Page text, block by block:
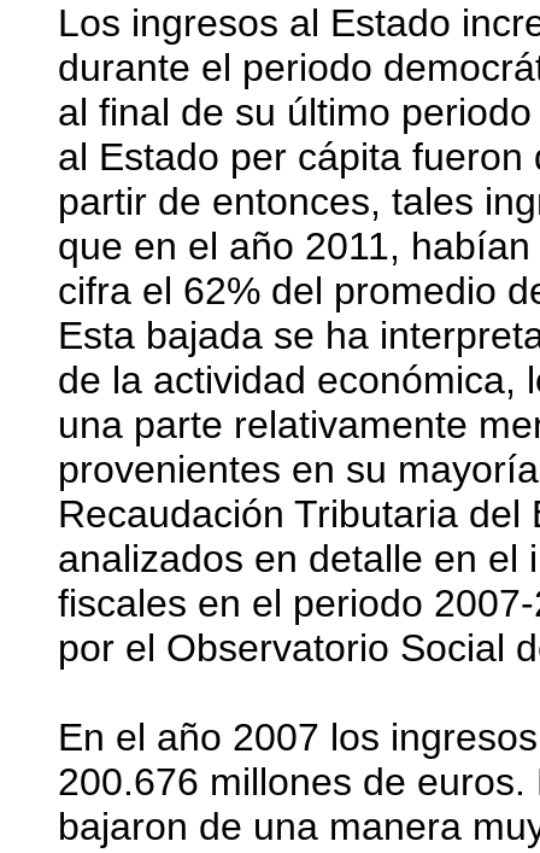
Los ingresos al Estado
durante el periodo
al final de su último
al Estado per cápita
partir de entonces, tales
que en el año 2011,
cifra el 62% del promedio
Esta bajada se ha
de la actividad económica,
una parte relativamente
provenientes en su
Recaudación Tributaria
analizados en detalle en el
fiscales en el periodo
por el Observatorio Social
En el año 2007 los
200.676 millones de
bajaron de una manera